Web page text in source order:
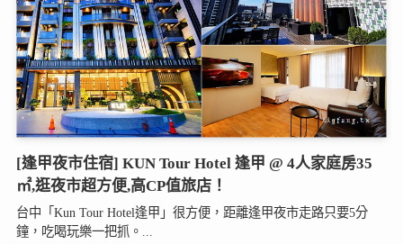
[逢甲夜市住宿] KUN Tour Hotel 逢甲 @ 4人家庭房35
㎡,逛夜市超方便,高CP值旅店！
台中「Kun Tour Hotel逢甲」很方便，距離逢甲夜市走路只要5分
鐘，吃喝玩樂一把抓。...